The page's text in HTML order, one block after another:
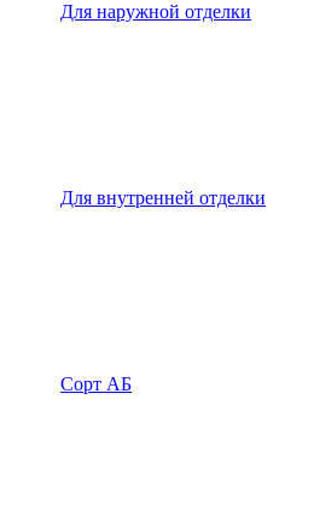
Для наружной отделки
Для внутренней отделки
Сорт АБ